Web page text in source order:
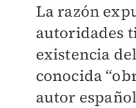
La razón
autoridades
existencia
conocida
autor